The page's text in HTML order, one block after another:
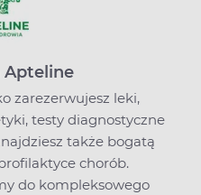
Apteline
zarezerwujesz leki,
testy diagnostyczne
także bogatą
chorób.
do kompleksowego